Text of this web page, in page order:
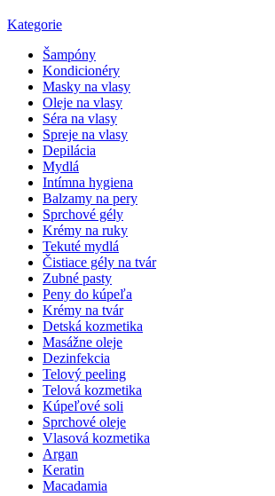
Kategorie
Šampóny
Kondicionéry
Masky na vlasy
Oleje na vlasy
Séra na vlasy
Spreje na vlasy
Depilácia
Mydlá
Intímna hygiena
Balzamy na pery
Sprchové gély
Krémy na ruky
Tekuté mydlá
Čistiace gély na tvár
Zubné pasty
Peny do kúpeľa
Krémy na tvár
Detská kozmetika
Masážne oleje
Dezinfekcia
Telový peeling
Telová kozmetika
Kúpeľové soli
Sprchové oleje
Vlasová kozmetika
Argan
Keratin
Macadamia